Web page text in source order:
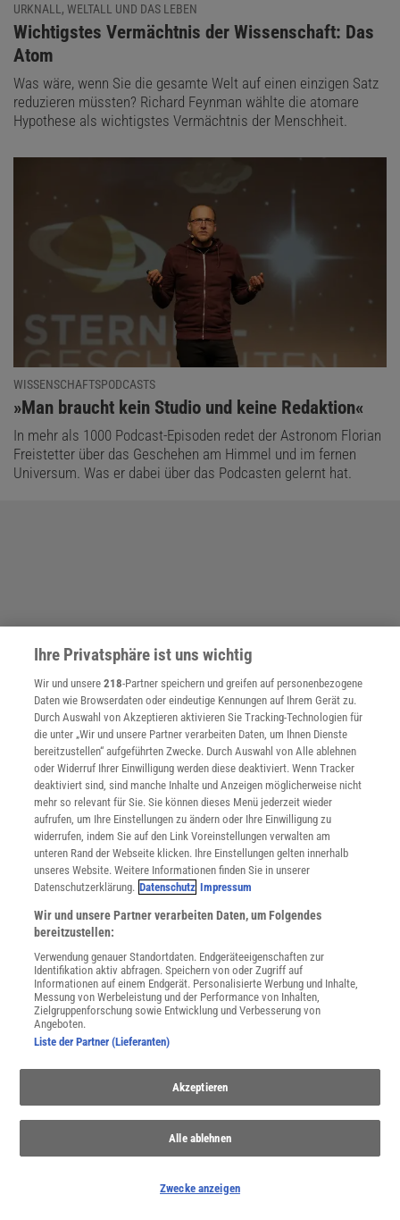
URKNALL, WELTALL UND DAS LEBEN
:
Wichtigstes Vermächtnis der Wissenschaft: Das
Atom
Was wäre, wenn Sie die gesamte Welt auf einen einzigen Satz
reduzieren müssten? Richard Feynman wählte die atomare
Hypothese als wichtigstes Vermächtnis der Menschheit.
WISSENSCHAFTSPODCASTS
:
»Man braucht kein Studio und keine Redaktion«
In mehr als 1000 Podcast-Episoden redet der Astronom Florian
Freistetter über das Geschehen am Himmel und im fernen
Universum. Was er dabei über das Podcasten gelernt hat.
Ihre Privatsphäre ist uns wichtig
Wir und unsere218-Partner speichern und greifen auf personenbezogene
Daten wie Browserdaten oder eindeutige Kennungen auf Ihrem Gerät zu.
Durch Auswahl von Akzeptieren aktivieren Sie Tracking-Technologien für
die unter „Wir und unsere Partner verarbeiten Daten, um Ihnen Dienste
bereitzustellen“ aufgeführten Zwecke. Durch Auswahl von Alle ablehnen
oder Widerruf Ihrer Einwilligung werden diese deaktiviert. Wenn Tracker
deaktiviert sind, sind manche Inhalte und Anzeigen möglicherweise nicht
mehr so relevant für Sie. Sie können dieses Menü jederzeit wieder
aufrufen, um Ihre Einstellungen zu ändern oder Ihre Einwilligung zu
widerrufen, indem Sie auf den Link Voreinstellungen verwalten am
unteren Rand der Webseite klicken. Ihre Einstellungen gelten innerhalb
unseres Website. Weitere Informationen finden Sie in unserer
Datenschutzerklärung. Datenschutz Impressum
Wir und unsere Partner verarbeiten Daten, um Folgendes
bereitzustellen:
Verwendung genauer Standortdaten. Endgeräteeigenschaften zur
Identifikation aktiv abfragen. Speichern von oder Zugriff auf
Informationen auf einem Endgerät. Personalisierte Werbung und Inhalte,
Messung von Werbeleistung und der Performance von Inhalten,
Zielgruppenforschung sowie Entwicklung und Verbesserung von
Angeboten.
Liste der Partner (Lieferanten)
Akzeptieren
Alle ablehnen
Zwecke anzeigen